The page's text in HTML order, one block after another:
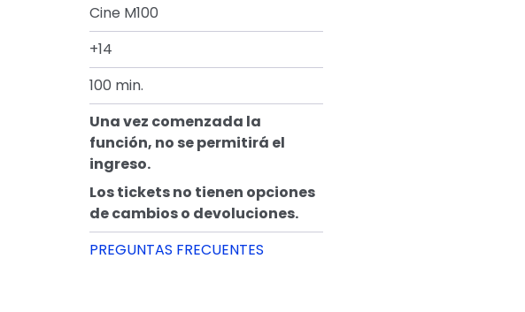
Cine M100
+14
100 min.
Una vez comenzada la
función, no se permitirá el
ingreso.
Los tickets no tienen opciones
de cambios o devoluciones.
PREGUNTAS FRECUENTES